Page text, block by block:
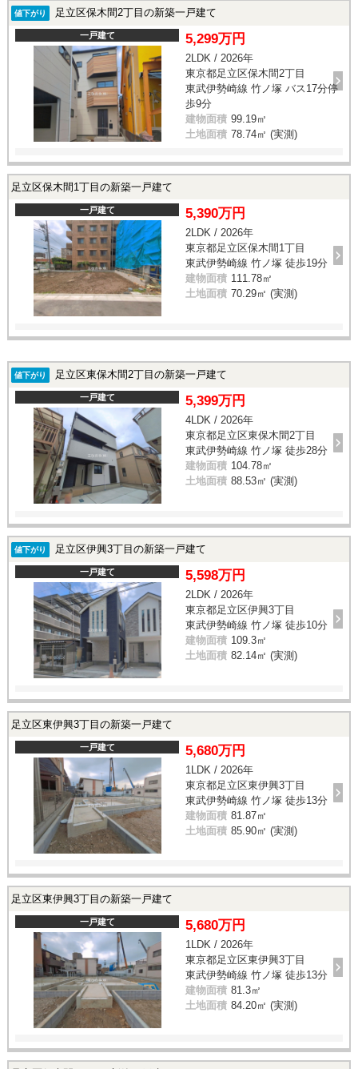
値下がり 足立区保木間2丁目の新築一戸建て
一戸建て 5,299万円
2LDK / 2026年
東京都足立区保木間2丁目
東武伊勢崎線 竹ノ塚 バス17分停
歩9分
建物面積 99.19㎡
土地面積 78.74㎡ (実測)
足立区保木間1丁目の新築一戸建て
一戸建て 5,390万円
2LDK / 2026年
東京都足立区保木間1丁目
東武伊勢崎線 竹ノ塚 徒歩19分
建物面積 111.78㎡
土地面積 70.29㎡ (実測)
値下がり 足立区東保木間2丁目の新築一戸建て
一戸建て 5,399万円
4LDK / 2026年
東京都足立区東保木間2丁目
東武伊勢崎線 竹ノ塚 徒歩28分
建物面積 104.78㎡
土地面積 88.53㎡ (実測)
値下がり 足立区伊興3丁目の新築一戸建て
一戸建て 5,598万円
2LDK / 2026年
東京都足立区伊興3丁目
東武伊勢崎線 竹ノ塚 徒歩10分
建物面積 109.3㎡
土地面積 82.14㎡ (実測)
足立区東伊興3丁目の新築一戸建て
一戸建て 5,680万円
1LDK / 2026年
東京都足立区東伊興3丁目
東武伊勢崎線 竹ノ塚 徒歩13分
建物面積 81.87㎡
土地面積 85.90㎡ (実測)
足立区東伊興3丁目の新築一戸建て
一戸建て 5,680万円
1LDK / 2026年
東京都足立区東伊興3丁目
東武伊勢崎線 竹ノ塚 徒歩13分
建物面積 81.3㎡
土地面積 84.20㎡ (実測)